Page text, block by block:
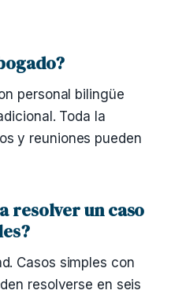
personal bilingüe
Toda la
y reuniones pueden
resolver un caso
Casos simples con
resolverse en seis